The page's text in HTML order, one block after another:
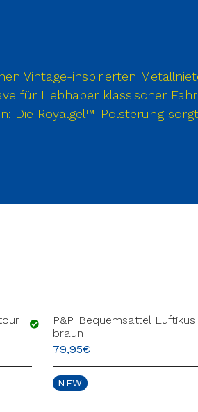
Vintage-inspirierten
für Liebhaber klassischer
Die Royalgel™-Polsterung
P&P Bequemsattel
braun
79,95€
NEW